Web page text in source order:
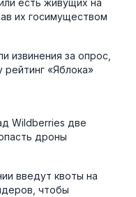
есть живущих на
их госимуществом
извинения за опрос,
рейтинг «Яблока»
Wildberries две
дроны
введут квоты на
чтобы